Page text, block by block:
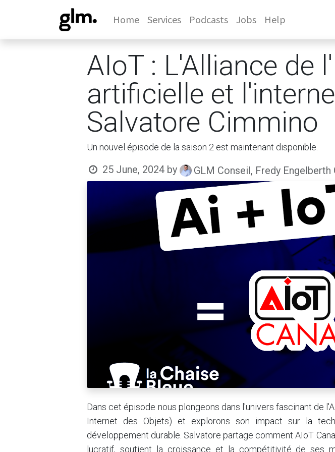
Home Services Podcasts Jobs Help
AIoT : L'Alliance de
artificielle et
Salvatore Cimmino
Un nouvel épisode de la saison 2 est maintenant disponible.
25 June, 2024 by GLM Conseil, Fredy
Dans cet épisode nous plongeons dans l'univers fascinant de
Internet des Objets) et explorons son impact sur la
développement durable. Salvatore partage comment AIoT
lucratif, soutient la croissance et la compétitivité de ses